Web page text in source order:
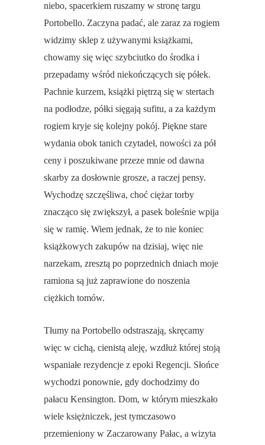
niebo, spacerkiem ruszamy w stronę targu
Portobello. Zaczyna padać, ale zaraz za rogiem
widzimy sklep z używanymi książkami,
chowamy się więc szybciutko do środka i
przepadamy wśród niekończących się półek.
Pachnie kurzem, książki piętrzą się w stertach
na podłodze, półki sięgają sufitu, a za każdym
rogiem kryje się kolejny pokój. Piękne stare
wydania obok tanich czytadeł, nowości za pół
ceny i poszukiwane przeze mnie od dawna
skarby za dosłownie grosze, a raczej pensy.
Wychodzę szczęśliwa, choć ciężar torby
znacząco się zwiększył, a pasek boleśnie wpija
się w ramię. Wiem jednak, że to nie koniec
książkowych zakupów na dzisiaj, więc nie
narzekam, zresztą po poprzednich dniach moje
ramiona są już zaprawione do noszenia
ciężkich tomów.
Tłumy na Portobello odstraszają, skręcamy
więc w cichą, cienistą aleję, wzdłuż której stoją
wspaniałe rezydencje z epoki Regencji. Słońce
wychodzi ponownie, gdy dochodzimy do
pałacu Kensington. Dom, w którym mieszkało
wiele księżniczek, jest tymczasowo
przemieniony w Zaczarowany Pałac, a wizyta